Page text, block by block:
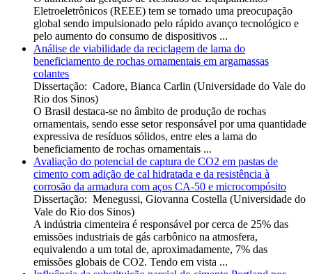
Eletroeletrônicos (REEE) tem se tornado uma preocupação
global sendo impulsionado pelo rápido avanço tecnológico e
pelo aumento do consumo de dispositivos ...
Análise de viabilidade da reciclagem de lama do
beneficiamento de rochas ornamentais em argamassas
colantes
Dissertação: Cadore, Bianca Carlin (Universidade do Vale do
Rio dos Sinos)
O Brasil destaca-se no âmbito de produção de rochas
ornamentais, sendo esse setor responsável por uma quantidade
expressiva de resíduos sólidos, entre eles a lama do
beneficiamento de rochas ornamentais ...
Avaliação do potencial de captura de CO2 em pastas de
cimento com adição de cal hidratada e da resistência à
corrosão da armadura com aços CA-50 e microcompósito
Dissertação: Menegussi, Giovanna Costella (Universidade do
Vale do Rio dos Sinos)
A indústria cimenteira é responsável por cerca de 25% das
emissões industriais de gás carbônico na atmosfera,
equivalendo a um total de, aproximadamente, 7% das
emissões globais de CO2. Tendo em vista ...